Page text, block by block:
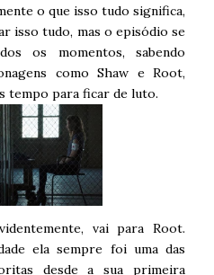
o que isso tudo significa,
isso tudo, mas o episódio se
os momentos, sabendo
como Shaw e Root,
tempo para ficar de luto.
vai para Root.
ela sempre foi uma das
desde a sua primeira